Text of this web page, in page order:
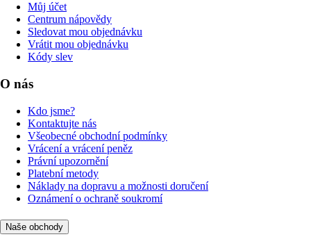
Můj účet
Centrum nápovědy
Sledovat mou objednávku
Vrátit mou objednávku
Kódy slev
O nás
Kdo jsme?
Kontaktujte nás
Všeobecné obchodní podmínky
Vrácení a vrácení peněz
Právní upozornění
Platební metody
Náklady na dopravu a možnosti doručení
Oznámení o ochraně soukromí
Naše obchody